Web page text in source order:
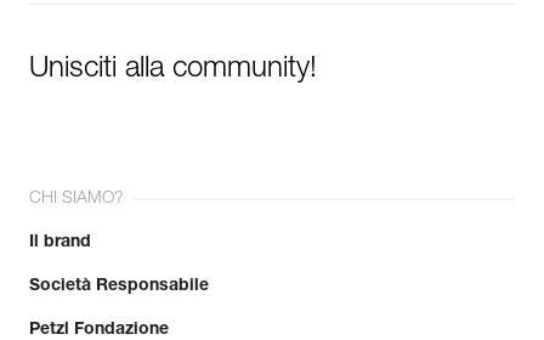
Unisciti alla community!
CHI SIAMO?
Il brand
Società Responsabile
Petzl Fondazione